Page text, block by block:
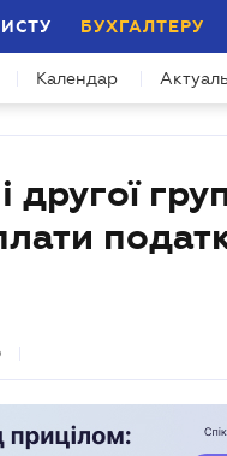
БУХГАЛТЕРУ
Календар
другої